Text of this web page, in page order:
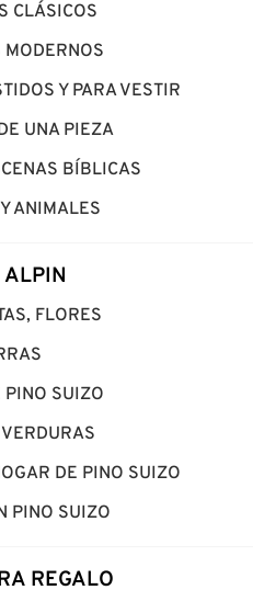
CLÁSICOS
MODERNOS
Y PARA VESTIR
UNA PIEZA
BÍBLICAS
ANIMALES
FLORES
PINO SUIZO
DE PINO SUIZO
PINO SUIZO
REGALO